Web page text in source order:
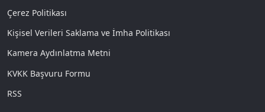
Çerez Politikası
Kişisel Verileri Saklama ve İmha Politikası
Kamera Aydınlatma Metni
KVKK Başvuru Formu
RSS